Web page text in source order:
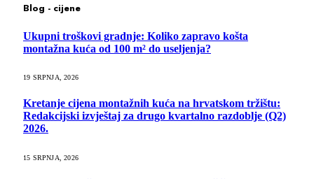
Blog - cijene
Ukupni troškovi gradnje: Koliko zapravo košta
montažna kuća od 100 m² do useljenja?
19 SRPNJA, 2026
Kretanje cijena montažnih kuća na hrvatskom tržištu:
Redakcijski izvještaj za drugo kvartalno razdoblje (Q2)
2026.
15 SRPNJA, 2026